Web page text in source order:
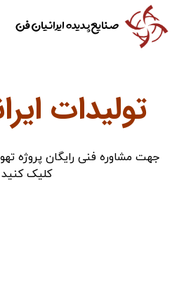
صنایع پدیده ایرانیان فن
تولیدات
جهت مشاوره فنی رایگان پروژه
کلیک کنید